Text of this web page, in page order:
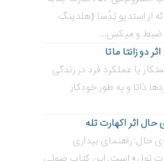
از استدیو تِدْسا (هلدینگ
ضبط و میکس...
دو زانتا ماتا
یا عملکرد فرد در زندگی
ذاتا و به طور خودکار
اثر اکهارت تله
حال: راهنمای بیداری